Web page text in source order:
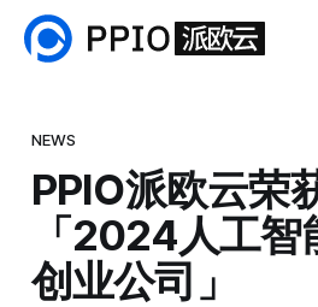
NEWS
PPIO派欧云荣
「2024人工
创业公司」